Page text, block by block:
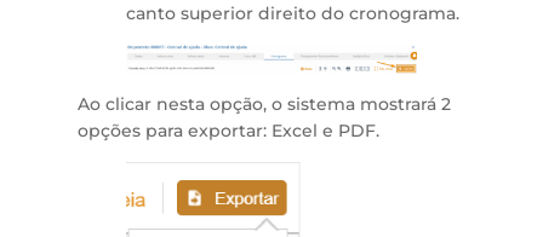
canto superior direito do cronograma.
Ao clicar nesta opção, o sistema mostrará 2
opções para exportar: Excel e PDF.